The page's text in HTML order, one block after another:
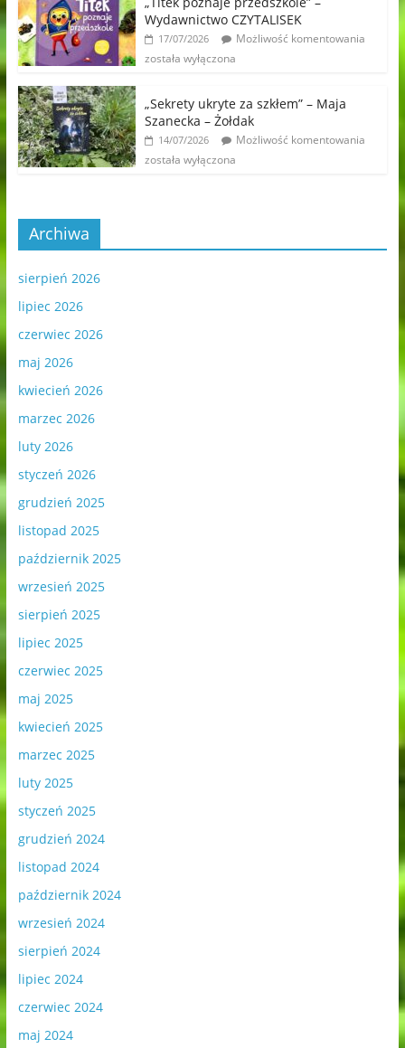
Wydawnictwo CZYTALISEK
17/07/2026
Możliwość komentowania
została wyłączona
„Sekrety ukryte za szkłem” – Maja
Szanecka – Żołdak
14/07/2026
Możliwość komentowania
została wyłączona
Archiwa
sierpień 2026
lipiec 2026
czerwiec 2026
maj 2026
kwiecień 2026
marzec 2026
luty 2026
styczeń 2026
grudzień 2025
listopad 2025
październik 2025
wrzesień 2025
sierpień 2025
lipiec 2025
czerwiec 2025
maj 2025
kwiecień 2025
marzec 2025
luty 2025
styczeń 2025
grudzień 2024
listopad 2024
październik 2024
wrzesień 2024
sierpień 2024
lipiec 2024
czerwiec 2024
maj 2024